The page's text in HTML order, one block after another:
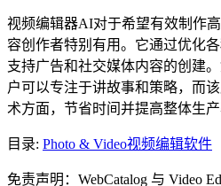
视频编辑器AI对于希望有效制作
容创作者特别有用。它通过优化
支持广告和社交媒体内容的创建
户可以专注于讲故事和策略，而
术方面，节省时间并提高整体生产
目录: Photo & Video视频编辑软件
免责声明：WebCatalog 与 Video